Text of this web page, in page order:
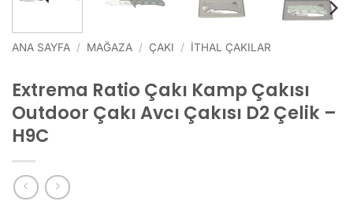
ANA SAYFA / MAĞAZA / ÇAKI / İTHAL ÇAKILAR
Extrema Ratio Çakı Kamp Çakısı
Outdoor Çakı Avcı Çakısı D2 Çelik –
H9C